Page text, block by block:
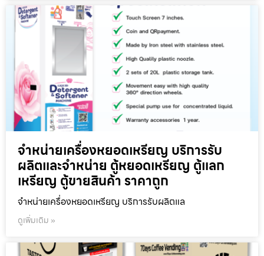
จำหน่ายเครื่องหยอดเหรียญ บริการรับ
ผลิตและจำหน่าย ตู้หยอดเหรียญ ตู้แลก
เหรียญ ตู้ขายสินค้า ราคาถูก
จำหน่ายเครื่องหยอดเหรียญ บริการรับผลิตแล
ดูเพิ่มเติม »